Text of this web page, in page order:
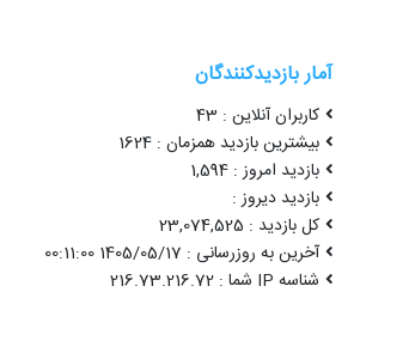
آمار بازدیدکنندگان
کاربران آنلاین : 43
بیشترین بازدید همزمان : 1624
بازدید امروز : 1,594
بازدید دیروز :
کل بازدید : 23,074,525
آخرین به روزرسانی : 1405/05/17 00:11:00
شناسه IP شما : 216.73.216.72